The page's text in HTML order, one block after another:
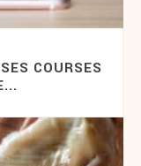
COURSES